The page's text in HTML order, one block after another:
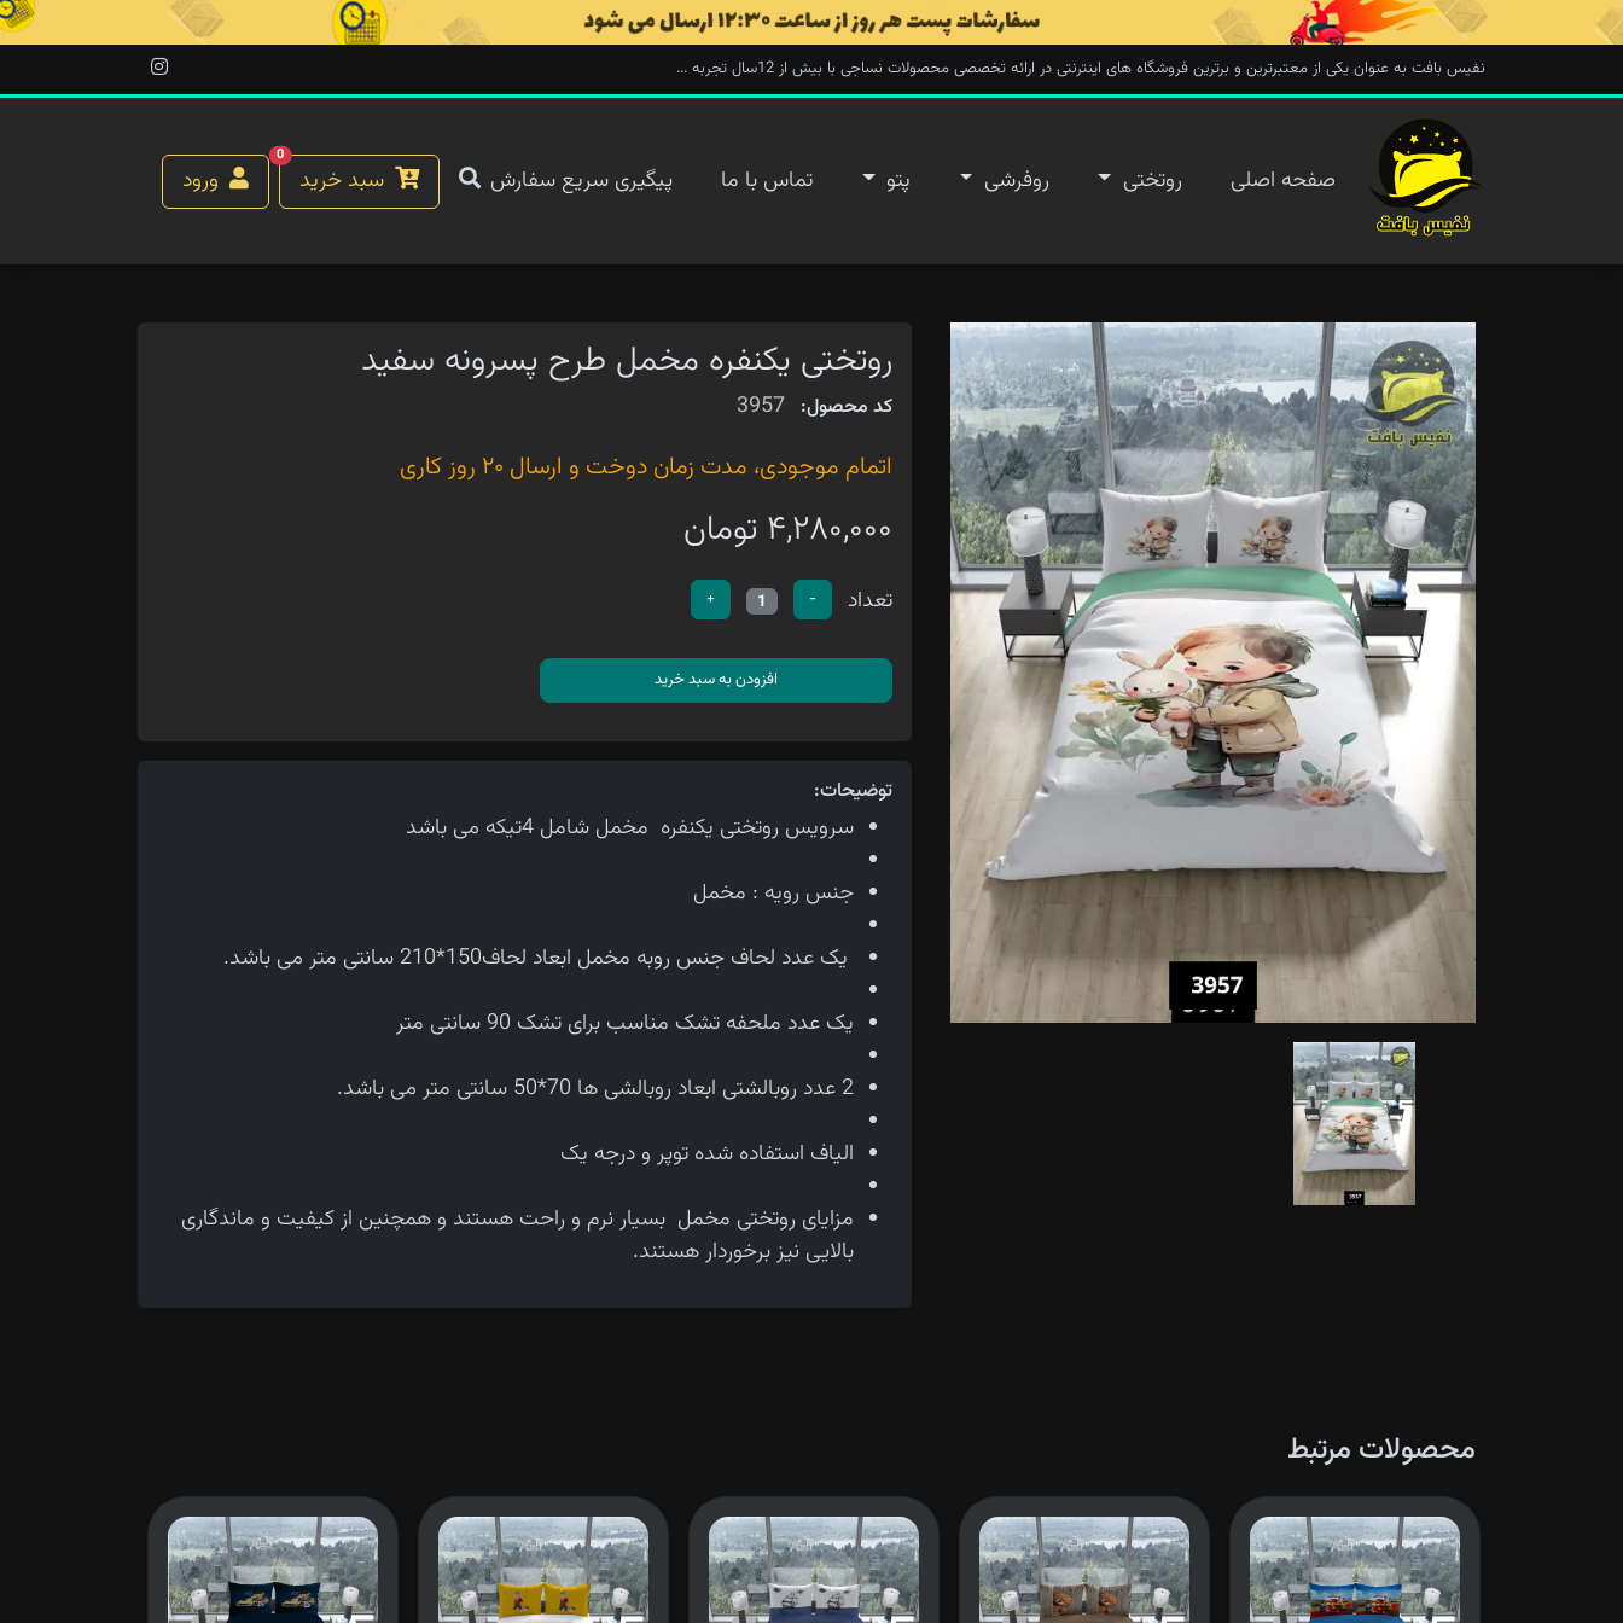
نفیس بافت به عنوان یکی از معتبرترین و برترین فروشگاه های اینترنتی در ارائه تخصصی محصولات نساجی با بیش از 12سال تجربه ...
صفحه اصلی روتختی روفرشی پتو تماس با ما پیگیری سریع سفارش سبد خرید
0
ورود
روتختی یکنفره مخمل طرح پسرونه سفید
کد محصول: 3957
اتمام موجودی، مدت زمان دوخت و ارسال ۲۰ روز کاری
۴,۲۸۰,۰۰۰ تومان
تعداد -
1
+
افزودن به سبد خرید
توضیحات:
سرویس روتختی یکنفره مخمل شامل 4تیکه می باشد
جنس رویه : مخمل
یک عدد لحاف جنس روبه مخمل ابعاد لحاف150*210 سانتی متر می باشد.
یک عدد ملحفه تشک مناسب برای تشک 90 سانتی متر
2 عدد روبالشتی ابعاد روبالشی ها 70*50 سانتی متر می باشد.
الیاف استفاده شده توپر و درجه یک
مزایای روتختی مخمل بسیار نرم و راحت هستند و همچنین از کیفیت و ماندگاری
بالایی نیز برخوردار هستند.
محصولات مرتبط